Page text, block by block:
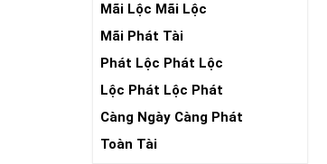
Mãi Lộc Mãi Lộc
Mãi Phát Tài
Phát Lộc Phát Lộc
Lộc Phát Lộc Phát
Càng Ngày Càng Phát
Toàn Tài